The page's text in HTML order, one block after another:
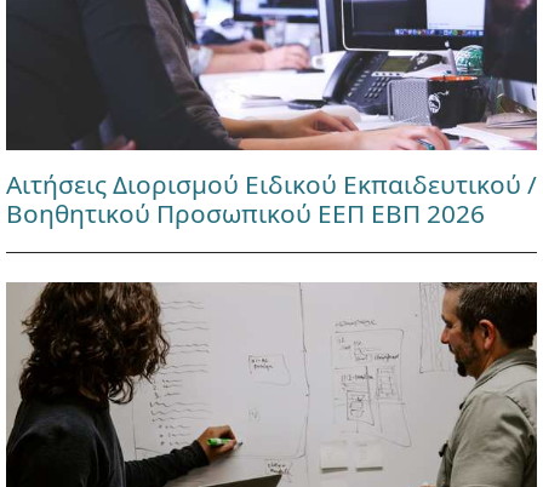
Αιτήσεις Διορισμού Ειδικού Εκπαιδευτικού /
Βοηθητικού Προσωπικού ΕΕΠ ΕΒΠ 2026